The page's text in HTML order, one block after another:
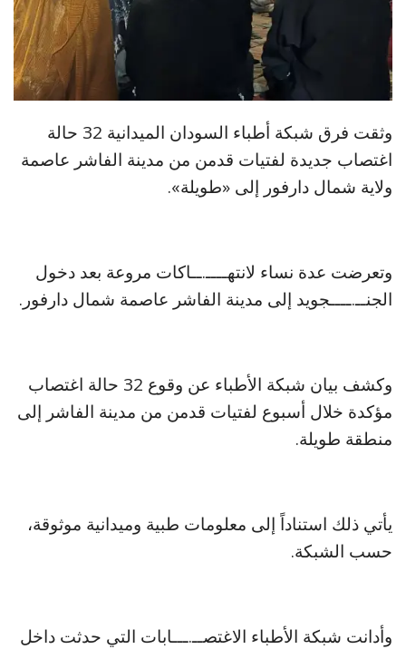
وثقت فرق شبكة أطباء السودان الميدانية 32 حالة
اغتصاب جديدة لفتيات قدمن من مدينة الفاشر عاصمة
ولاية شمال دارفور إلى «طويلة».
وتعرضت عدة نساء لانتهــــ.ــاكات مروعة بعد دخول
الجنــ.ــــجويد إلى مدينة الفاشر عاصمة شمال دارفور.
وكشف بيان شبكة الأطباء عن وقوع 32 حالة اغتصاب
مؤكدة خلال أسبوع لفتيات قدمن من مدينة الفاشر إلى
منطقة طويلة.
يأتي ذلك استناداً إلى معلومات طبية وميدانية موثوقة،
حسب الشبكة.
وأدانت شبكة الأطباء الاغتصــ.ـــابات التي حدثت داخل